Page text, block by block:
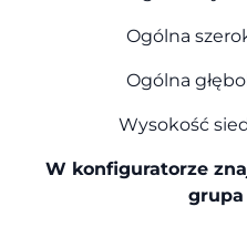
Ogólna
Ogólna
Wysokość
W konfiguratorze